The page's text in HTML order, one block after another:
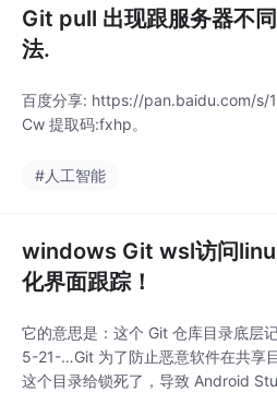
Git pull 出现跟服务器不
法.
百度分享: https://pan.baidu.com/s/
Cw 提取码:fxhp。
#人工智能
windows Git wsl访问
化界面跟踪！
它的意思是：这个 Git 仓库目录底层
5-21-…Git 为了防止恶意软件在共享
这个目录给锁死了，导致 Android